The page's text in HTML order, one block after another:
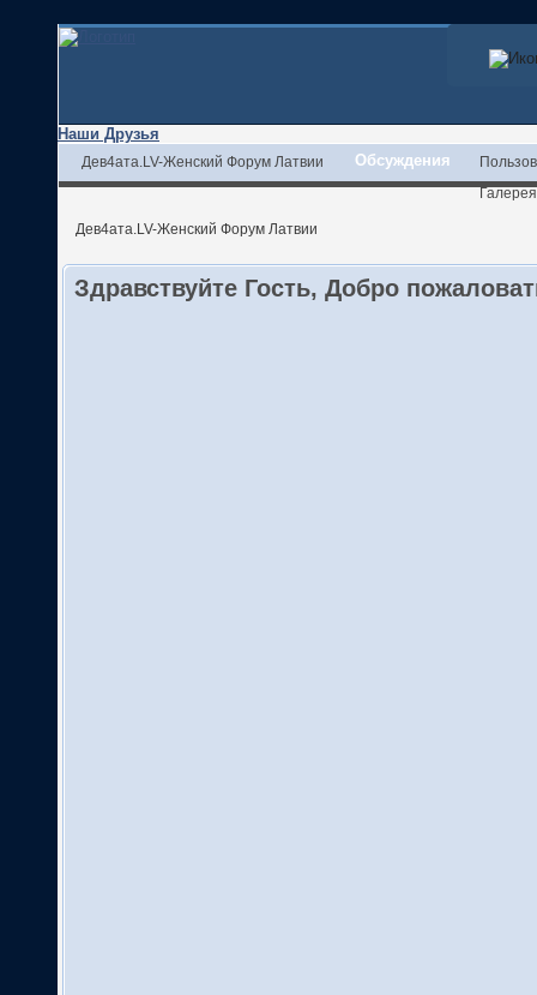
Наши Друзья
Дев4ата.LV-Женский Форум Латвии Обсуждения
Галерея
Дев4ата.LV-Женский Форум Латвии
Здравствуйте Гость, Добро